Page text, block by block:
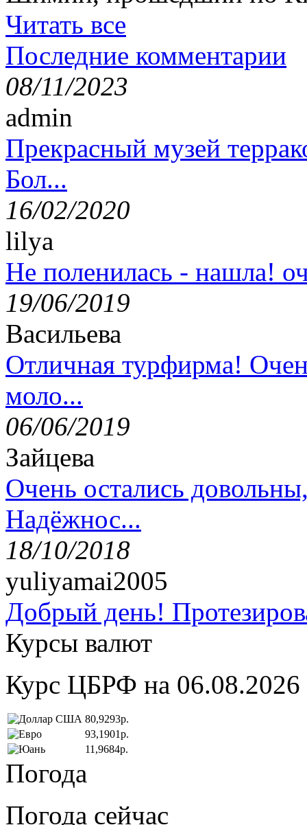
Читать все
Последние комментарии
08/11/2023
admin
Прекрасный музей
Бол...
16/02/2020
lilya
Не поленилась - нашла!
19/06/2019
Васильева
Отличная турфирма!
моло...
06/06/2019
Зайцева
Очень остались
Надёжнос...
18/10/2018
yuliyamai2005
Добрый день!
Курсы валют
Курс ЦБРФ на 06.08.2026
80,9293р.
93,1901р.
11,9684р.
Погода
Погода сейчас